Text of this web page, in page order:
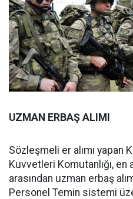
UZMAN ERBAŞ ALIMI
Sözleşmeli er alımı yapan
Kuvvetleri Komutanlığı,
arasından uzman erbaş
Personel Temin sistemi